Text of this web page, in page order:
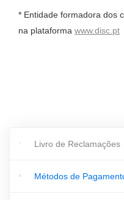
Livro de Reclamações
Métodos de
* Entidade formadora dos
na plataforma www.disc.pt